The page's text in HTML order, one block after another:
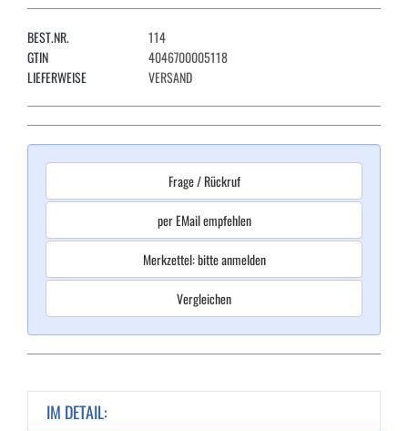
BEST.NR.
114
GTIN
4046700005118
LIEFERWEISE
VERSAND
Frage / Rückruf
per EMail empfehlen
Merkzettel: bitte anmelden
Vergleichen
IM DETAIL: